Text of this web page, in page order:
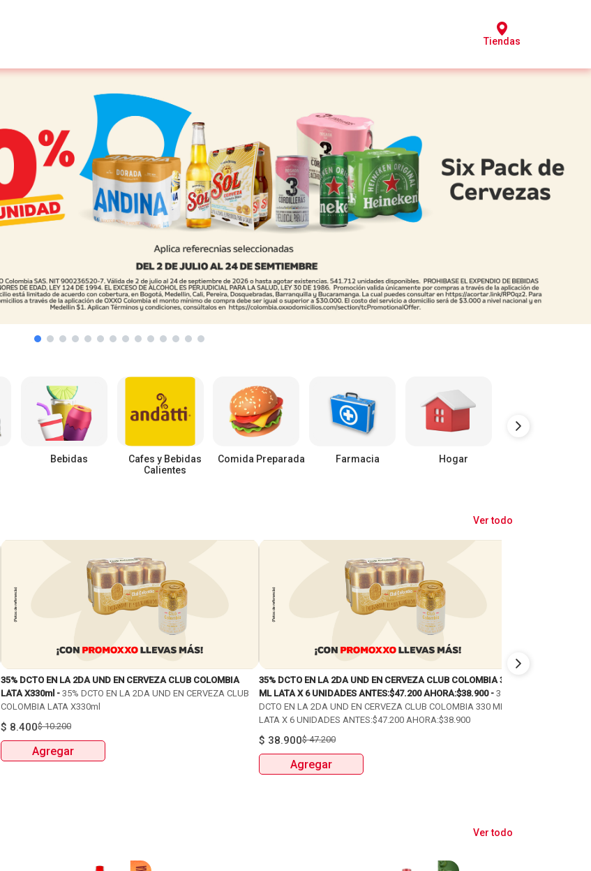
Tiendas
Bebidas
Cafes y Bebidas
Calientes
Comida Preparada Farmacia Hogar
Ver todo
35% DCTO EN LA 2DA UND EN CERVEZA CLUB COLOMBIA
LATA X330ml - 35% DCTO EN LA 2DA UND EN CERVEZA CLUB
COLOMBIA LATA X330ml
$ 8.400$10.200
Agregar
35% DCTO EN LA 2DA UND EN CERVEZA CLUB COLOMBIA 330
ML LATA X 6 UNIDADES ANTES:$47.200 AHORA:$38.900 - 35%
DCTO EN LA 2DA UND EN CERVEZA CLUB COLOMBIA 330 ML
LATA X 6 UNIDADES ANTES:$47.200 AHORA:$38.900
$ 38.900$47.200
Agregar
Ver todo